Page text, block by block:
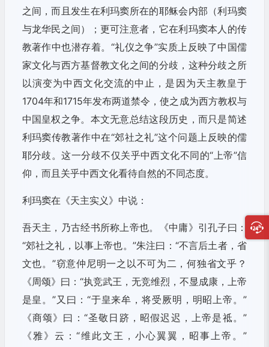
之间，而且发生在利玛窦所在的耶稣会内部（利玛窦
与龙华民之间）；更可注意者，它在利玛窦本人的传
教著作中也潜存着。“礼仪之争”实质上反映了中国儒
家文化与西方基督教文化之间的分歧，这种分歧之所
以演变为中西文化交流的中止，是因为天主教皇于
1704年和1715年发布两道禁令，使之成为西方教权与
中国皇权之争。本文无意总结这段历史，而只是简述
利玛窦传教著作中在“郊社之礼”这个问题上反映的儒
耶分歧。这一分歧不仅关乎中西文化不同的“上帝”信
仰，而且关乎中西文化看待自然的不同态度。
利玛窦在《天主实义》中说：
吾天主，乃古经书所称上帝也。《中庸》引孔子曰：
“郊社之礼，以事上帝也。”朱注曰：“不言后土者，省
文也。”窃意仲尼明一之以不可为二，何独省文乎？
《周颂》曰：“执竞武王，无竞维烈，不显成康，上帝
是皇。”又曰：“于皇来牟，将受厥明，明昭上帝。”
《商颂》曰：“圣敬日跻，昭假迟迟，上帝是祗。”
《雅》云：“维此文王，小心翼翼，昭事上帝。”